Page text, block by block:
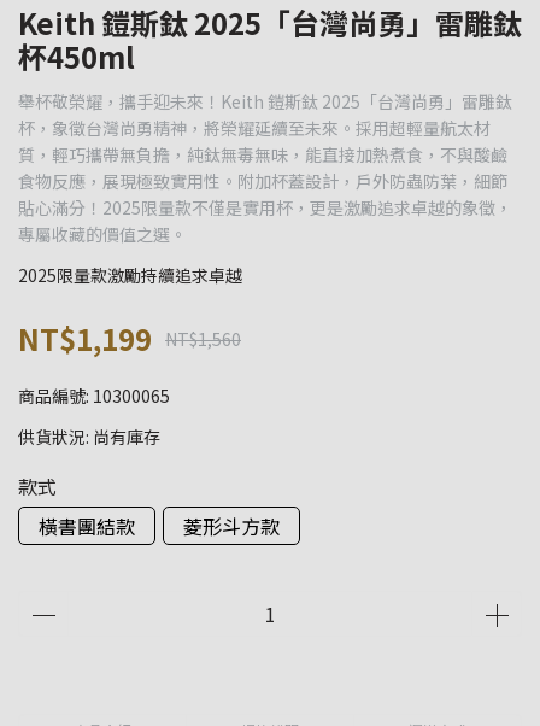
Keith 鎧斯鈦 2025「台灣尚勇」雷雕鈦
杯450ml
舉杯敬榮耀，攜手迎未來！Keith 鎧斯鈦 2025「台灣尚勇」雷雕鈦
杯，象徵台灣尚勇精神，將榮耀延續至未來。採用超輕量航太材
質，輕巧攜帶無負擔，純鈦無毒無味，能直接加熱煮食，不與酸鹼
食物反應，展現極致實用性。附加杯蓋設計，戶外防蟲防葉，細節
貼心滿分！2025限量款不僅是實用杯，更是激勵追求卓越的象徵，
專屬收藏的價值之選。
2025限量款激勵持續追求卓越
NT$1,199 NT$1,560
商品編號: 10300065
供貨狀況: 尚有庫存
款式
橫書團結款
菱形斗方款